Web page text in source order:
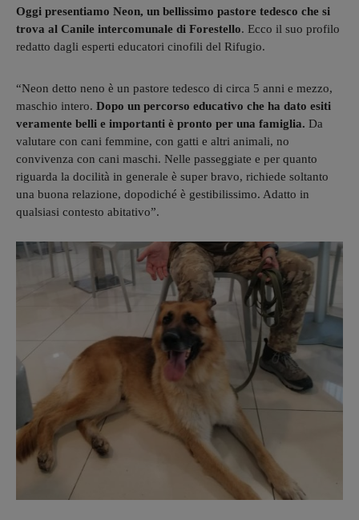
Oggi presentiamo Neon, un bellissimo pastore tedesco che si
trova al Canile intercomunale di Forestello. Ecco il suo profilo
redatto dagli esperti educatori cinofili del Rifugio.
“Neon detto neno è un pastore tedesco di circa 5 anni e mezzo,
maschio intero. Dopo un percorso educativo che ha dato esiti
veramente belli e importanti è pronto per una famiglia. Da
valutare con cani femmine, con gatti e altri animali, no
convivenza con cani maschi. Nelle passeggiate e per quanto
riguarda la docilità in generale è super bravo, richiede soltanto
una buona relazione, dopodiché è gestibilissimo. Adatto in
qualsiasi contesto abitativo”.